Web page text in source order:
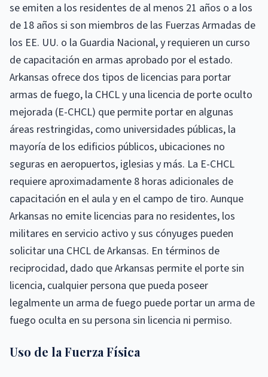
se emiten a los residentes de al menos 21 años o a los
de 18 años si son miembros de las Fuerzas Armadas de
los EE. UU. o la Guardia Nacional, y requieren un curso
de capacitación en armas aprobado por el estado.
Arkansas ofrece dos tipos de licencias para portar
armas de fuego, la CHCL y una licencia de porte oculto
mejorada (E-CHCL) que permite portar en algunas
áreas restringidas, como universidades públicas, la
mayoría de los edificios públicos, ubicaciones no
seguras en aeropuertos, iglesias y más. La E-CHCL
requiere aproximadamente 8 horas adicionales de
capacitación en el aula y en el campo de tiro. Aunque
Arkansas no emite licencias para no residentes, los
militares en servicio activo y sus cónyuges pueden
solicitar una CHCL de Arkansas. En términos de
reciprocidad, dado que Arkansas permite el porte sin
licencia, cualquier persona que pueda poseer
legalmente un arma de fuego puede portar un arma de
fuego oculta en su persona sin licencia ni permiso.
Uso de la Fuerza Física